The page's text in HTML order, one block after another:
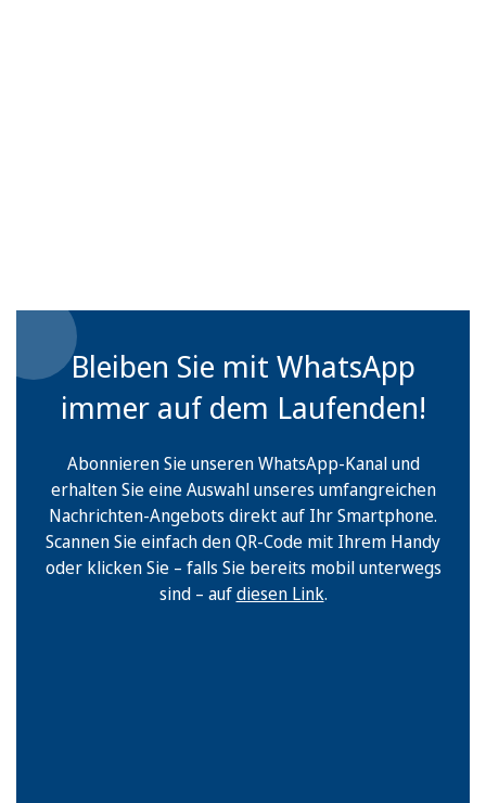
Bleiben Sie mit WhatsApp
immer auf dem Laufenden!
Abonnieren Sie unseren WhatsApp-Kanal und
erhalten Sie eine Auswahl unseres umfangreichen
Nachrichten-Angebots direkt auf Ihr Smartphone.
Scannen Sie einfach den QR-Code mit Ihrem Handy
oder klicken Sie – falls Sie bereits mobil unterwegs
sind – aufdiesen Link.